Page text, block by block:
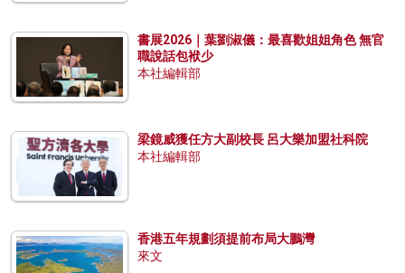
書展2026｜葉劉淑儀：最喜歡姐姐角色 無官
職說話包袱少
本社編輯部
梁鏡威獲任方大副校長 呂大樂加盟社科院
本社編輯部
香港五年規劃須提前布局大鵬灣
來文